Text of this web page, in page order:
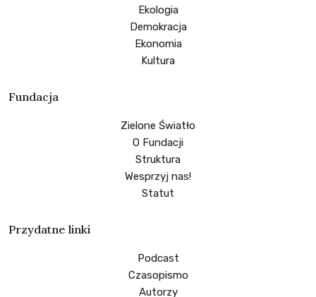
Ekologia
Demokracja
Ekonomia
Kultura
Fundacja
Zielone Światło
O Fundacji
Struktura
Wesprzyj nas!
Statut
Przydatne linki
Podcast
Czasopismo
Autorzy